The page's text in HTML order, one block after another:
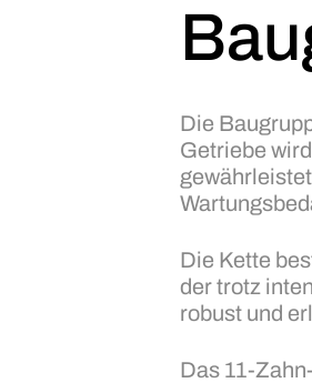
Die
Getriebe
Die Kette
der trotz
robust und
Das 11-